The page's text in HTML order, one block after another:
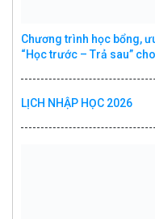
Chương trình học bổng,
“Học trước – Trả sau”
LỊCH NHẬP HỌC 2026